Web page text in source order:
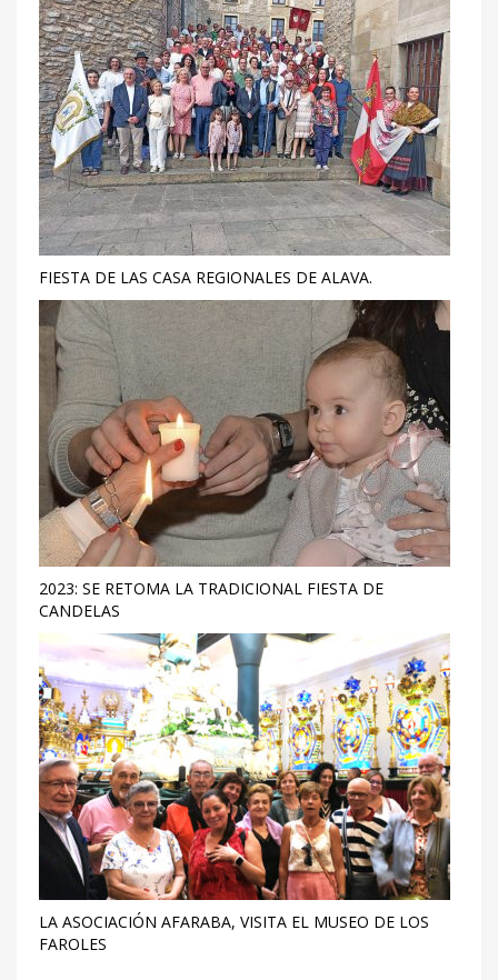
FIESTA DE LAS CASA REGIONALES DE ALAVA.
2023: SE RETOMA LA TRADICIONAL FIESTA DE
CANDELAS
LA ASOCIACIÓN AFARABA, VISITA EL MUSEO DE LOS
FAROLES